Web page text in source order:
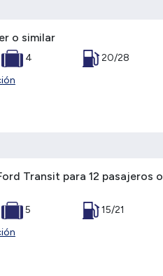
o similar
4
20/28
Transit para 12 pasajeros o
5
15/21